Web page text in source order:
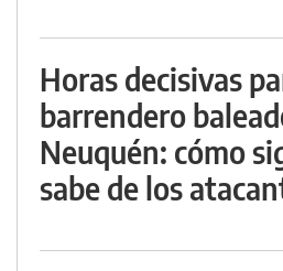
Horas decisivas
barrendero
Neuquén: cómo
sabe de los